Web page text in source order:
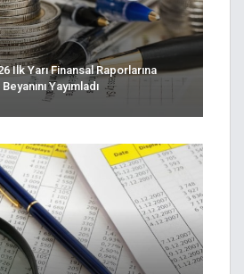
Ilk Yarı Finansal Raporlarına
Yayımladı